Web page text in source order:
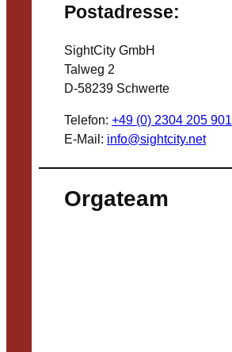
Postadresse:
SightCity GmbH
Talweg 2
D-58239 Schwerte
Telefon: +49 (0) 2304 205 901
E-Mail: info@sightcity.net
Orgateam